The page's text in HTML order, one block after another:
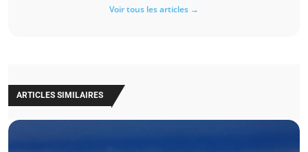
Voir tous les articles →
ARTICLES SIMILAIRES